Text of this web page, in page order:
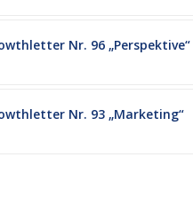
Nr. 96 „Perspektive“
Nr. 93 „Marketing“